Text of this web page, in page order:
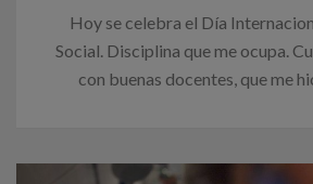
Hoy se celebra el Día
Social. Disciplina que me ocupa.
con buenas docentes, que me